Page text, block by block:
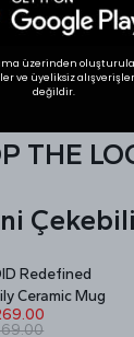
61
65
THE
Redefined
Ceramic Mug
üzerinden
ve üyeliksiz
değildir.